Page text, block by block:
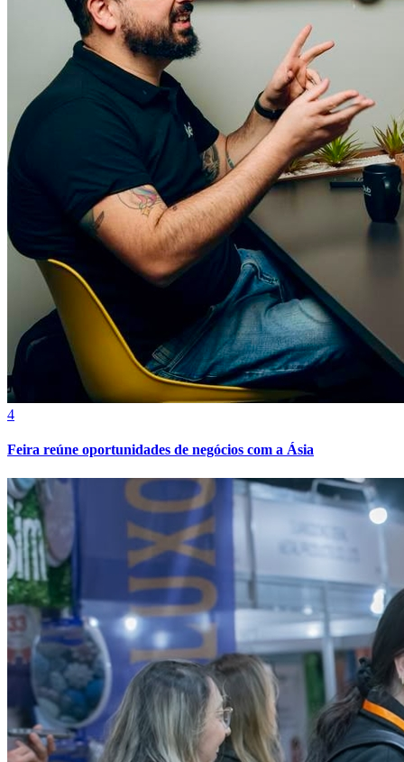
Atlético-MG
4
Feira reúne oportunidades de negócios com a Ásia